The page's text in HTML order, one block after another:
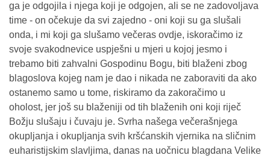
ga je odgojila i njega koji je odgojen, ali se ne zadovoljava
time - on očekuje da svi zajedno - oni koji su ga slušali
onda, i mi koji ga slušamo večeras ovdje, iskoračimo iz
svoje svakodnevice uspješni u mjeri u kojoj jesmo i
trebamo biti zahvalni Gospodinu Bogu, biti blaženi zbog
blagoslova kojeg nam je dao i nikada ne zaboraviti da ako
ostanemo samo u tome, riskiramo da zakoračimo u
oholost, jer još su blaženiji od tih blaženih oni koji riječ
Božju slušaju i čuvaju je. Svrha našega večerašnjega
okupljanja i okupljanja svih kršćanskih vjernika na sličnim
euharistijskim slavljima, danas na uočnicu blagdana Velike